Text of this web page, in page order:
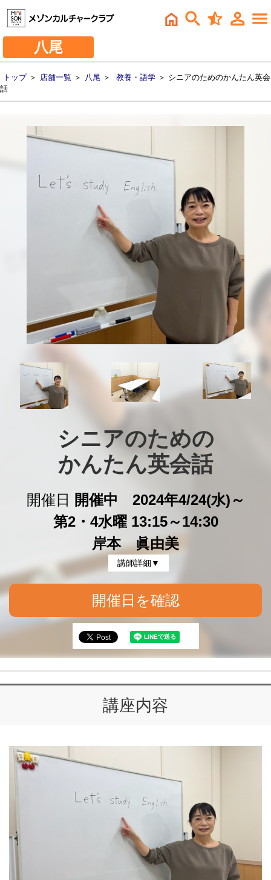
八尾
トップ＞ 店舗一覧 ＞ 八尾 ＞ 教養・語学 ＞ シニアのためのかんたん英会
話
シニアのための
かんたん英会話
開催日
開催中 2024年4/24(水)～
第2・4水曜 13:15～14:30
岸本 眞由美
講師詳細▼
開催日を確認
講座内容